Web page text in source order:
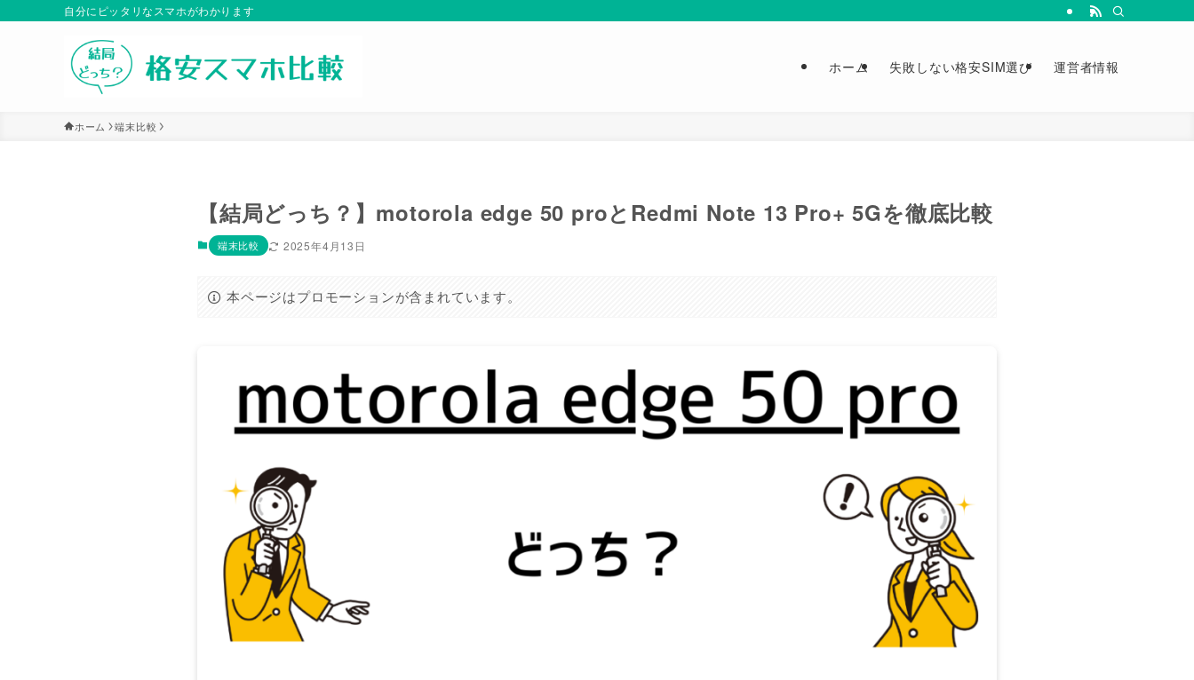
自分にピッタリなスマホがわかります
ホーム 失敗しない格安SIM選び 運営者情報
ホーム 端末比較
【結局どっち？】motorola edge 50 proとRedmi Note 13 Pro+ 5Gを徹底比較
端末比較 2025年4月13日
本ページはプロモーションが含まれています。